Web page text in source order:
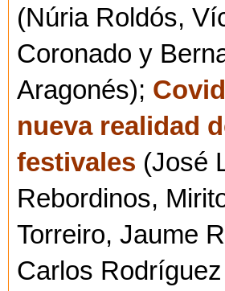
(Núria Roldós,
Coronado y
Aragonés);
nueva realidad
festivales (José
Rebordinos,
Torreiro, Jaume
Carlos